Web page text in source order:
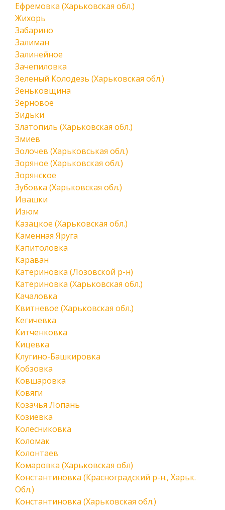
Ефремовка (Харьковская обл.)
Жихорь
Забарино
Залиман
Залинейное
Зачепиловка
Зеленый Колодезь (Харьковская обл.)
Зеньковщина
Зерновое
Зидьки
Златопиль (Харьковская обл.)
Змиев
Золочев (Харьковськая обл.)
Зоряное (Харьковская обл.)
Зорянское
Зубовка (Харьковская обл.)
Ивашки
Изюм
Казацкое (Харьковская обл.)
Каменная Яруга
Капитоловка
Караван
Катериновка (Лозовской р-н)
Катериновка (Харьковская обл.)
Качаловка
Квитневое (Харьковская обл.)
Кегичевка
Китченковка
Кицевка
Клугино-Башкировка
Кобзовка
Ковшаровка
Ковяги
Козачья Лопань
Козиевка
Колесниковка
Коломак
Колонтаев
Комаровка (Харьковская обл)
Константиновка (Красноградский р-н., Харьк.
Обл.)
Константиновка (Харьковская обл.)